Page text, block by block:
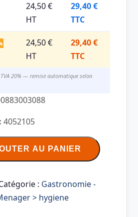
24,50 €
HT
29,40 €
TTC
24,50 €
HT
29,40 €
TTC
20% — remise automatique selon
4052105
AU PANIER
: Gastronomie -
> hygiene